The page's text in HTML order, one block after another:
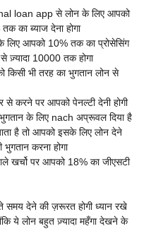
loan app से लोन के लिए आपको
का ब्याज देना होगा
आपको 10% तक का प्रोसेसिंग
ज़्यादा 10000 तक होगा
भी तरह का भुगतान लोन से
से करने पर आपको पेनल्टी देनी होगी
के लिए nach अप्रूवल दिया है
है तो आपको इसके लिए लोन देने
करना होगा
खर्चो पर आपको 18% का जीएसटी
देने की ज़रूरत होगी ध्यान रखे
ये लोन बहुत ज़्यादा महँगा देखने के